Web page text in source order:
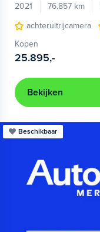
2021
76.857 km
achteruitrijcamera
Kopen
25.895,-
Bekijken
Beschikbaar